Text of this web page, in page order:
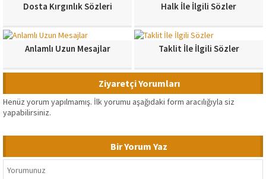
Dosta Kırgınlık Sözleri Halk İle İlgili Sözler
Anlamlı Uzun Mesajlar Taklit İle İlgili Sözler
Ziyaretçi Yorumları
Henüz yorum yapılmamış. İlk yorumu aşağıdaki form aracılığıyla siz
yapabilirsiniz.
Bir Yorum Yaz